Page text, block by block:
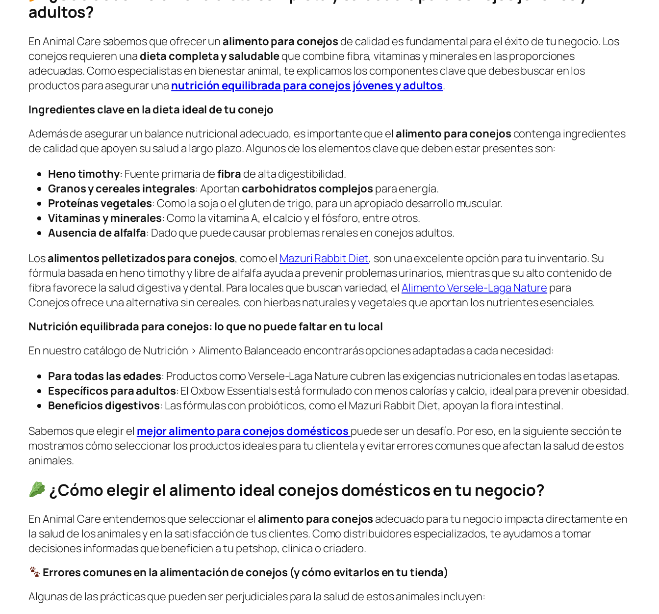
adultos?
En Animal Care sabemos que ofrecer unalimento para conejos de calidad es fundamental para el éxito de tu negocio. Los
conejos requieren una dieta completa y saludableque combine fibra, vitaminas y minerales en las proporciones
adecuadas. Como especialistas en bienestar animal, te explicamos los componentes clave que debes buscar en los
productos para asegurar una nutrición equilibrada para conejos jóvenes y adultos.
Ingredientes clave en la dieta ideal de tu conejo
Además de asegurar un balance nutricional adecuado, es importante que el alimento para conejos contenga ingredientes
de calidad que apoyen su salud a largo plazo. Algunos de los elementos clave que deben estar presentes son:
Heno timothy: Fuente primaria defibra de alta digestibilidad.
Granos y cereales integrales: Aportan carbohidratos complejos para energía.
Proteínas vegetales: Como la soja o el gluten de trigo, para un apropiado desarrollo muscular.
Vitaminas y minerales: Como la vitamina A, el calcio y el fósforo, entre otros.
Ausencia de alfalfa: Dado que puede causar problemas renales en conejos adultos.
Losalimentos pelletizados para conejos, como el Mazuri Rabbit Diet, son una excelente opción para tu inventario. Su
fórmula basada en henotimothyy libre de alfalfa ayuda a prevenir problemas urinarios, mientras que su alto contenido de
fibra favorece la salud digestiva y dental. Para locales que buscan variedad, el Alimento Versele-Laga Nature para
Conejosofrece una alternativa sin cereales, con hierbas naturales y vegetales que aportan los nutrientes esenciales.
Nutrición equilibrada para conejos: lo que no puede faltar en tu local
En nuestro catálogo de Nutrición > Alimento Balanceado encontrarás opciones adaptadas a cada necesidad:
Para todas las edades: Productos comoVersele-Laga Nature cubren las exigencias nutricionales en todas las etapas.
Específicos para adultos: ElOxbow Essentialsestá formulado con menos calorías y calcio, ideal para prevenir obesidad.
Beneficios digestivos: Las fórmulas con probióticos, como el Mazuri Rabbit Diet, apoyan la flora intestinal.
Sabemos que elegir el mejor alimento para conejos domésticos puede ser un desafío. Por eso, en la siguiente sección te
mostramos cómo seleccionar los productos ideales para tu clientela y evitar errores comunes que afectan la salud de estos
animales.
¿Cómo elegir el alimento ideal conejosdomésticos en tu negocio?
En Animal Care entendemos que seleccionar el alimento para conejos adecuado para tu negocio impacta directamente en
la salud de los animales y en la satisfacción de tus clientes. Como distribuidores especializados, te ayudamos a tomar
decisiones informadas que beneficien a tu petshop, clínica o criadero.
Errores comunes en la alimentación de conejos (y cómo evitarlos en tu tienda)
Algunas de las prácticas que pueden ser perjudiciales para la salud de estos animales incluyen: